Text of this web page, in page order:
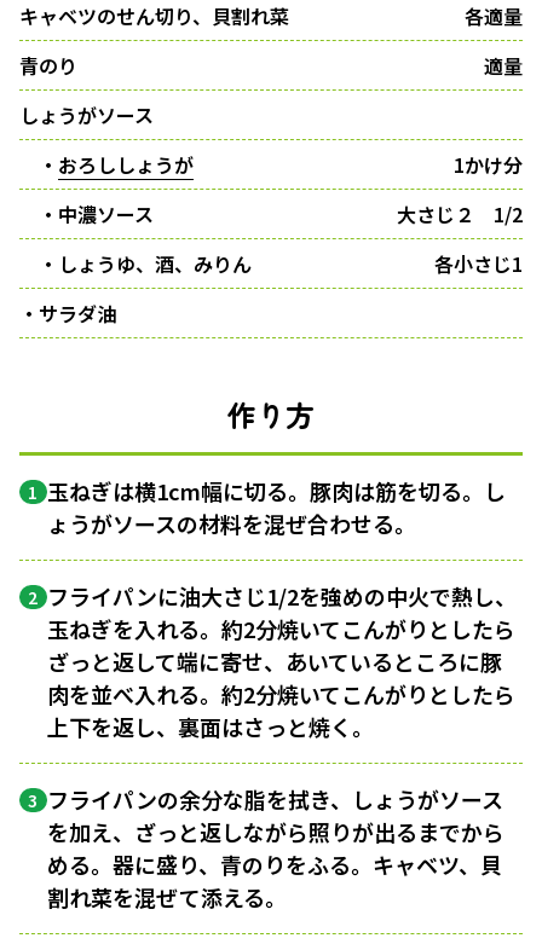
キャベツのせん切り、貝割れ菜
各適量
青のり
適量
しょうがソース
・ おろししょうが
1かけ分
・中濃ソース
大さじ２ 1/2
・しょうゆ、酒、みりん
各小さじ1
・サラダ油
作り方
1 玉ねぎは横1cm幅に切る。豚肉は筋を切る。し
ょうがソースの材料を混ぜ合わせる。
2 フライパンに油大さじ1/2を強めの中火で熱し、
玉ねぎを入れる。約2分焼いてこんがりとしたら
ざっと返して端に寄せ、あいているところに豚
肉を並べ入れる。約2分焼いてこんがりとしたら
上下を返し、裏面はさっと焼く。
3 フライパンの余分な脂を拭き、しょうがソース
を加え、ざっと返しながら照りが出るまでから
める。器に盛り、青のりをふる。キャベツ、貝
割れ菜を混ぜて添える。